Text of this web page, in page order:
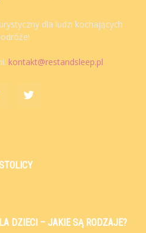
dla ludzi kochających
kontakt@restandsleep.pl
DZIECI – JAKIE SĄ RODZAJE?